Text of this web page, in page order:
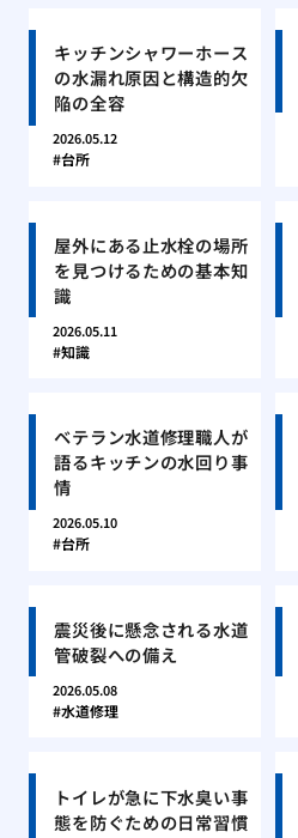
キッチンシャワーホース
の水漏れ原因と構造的欠
陥の全容
2026.05.12
台所
屋外にある止水栓の場所
を見つけるための基本知
識
2026.05.11
知識
ベテラン水道修理職人が
語るキッチンの水回り事
情
2026.05.10
台所
震災後に懸念される水道
管破裂への備え
2026.05.08
水道修理
トイレが急に下水臭い事
態を防ぐための日常習慣